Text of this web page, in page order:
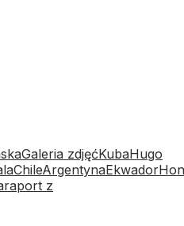
Galeria zdjęćKubaHugo
ChileArgentynaEkwador
raport z